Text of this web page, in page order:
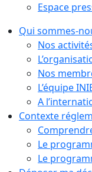
Espace
Qui sommes-
Nos
Nos
L’équipe
A
Contexte
Le
Le